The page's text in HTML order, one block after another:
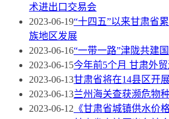
术进出口交易会
2023-06-19“十四五”以来甘肃省
族地区发展
2023-06-16“一带一路”津陇共建
2023-06-15今年前5个月 甘肃外
2023-06-13甘肃省将在14县区开
2023-06-13兰州海关查获濒危物
2023-06-12 《甘肃省城镇供水价